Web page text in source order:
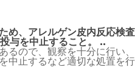
め、アレルゲン皮内反応検査
与を中止すること。 ..
るので、観察を十分に行い、
中止するなど適切な処置を行